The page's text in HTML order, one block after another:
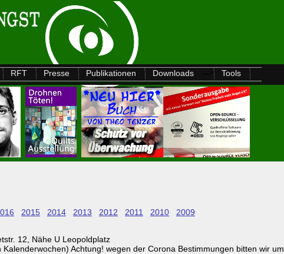
RFT Presse Publikationen Downloads Tools
2015 2014 2013 2012 2011 2010 2009
12, Nähe U Leopoldplatz
Achtung! wegen der Corona Bestimmungen bitten wir um